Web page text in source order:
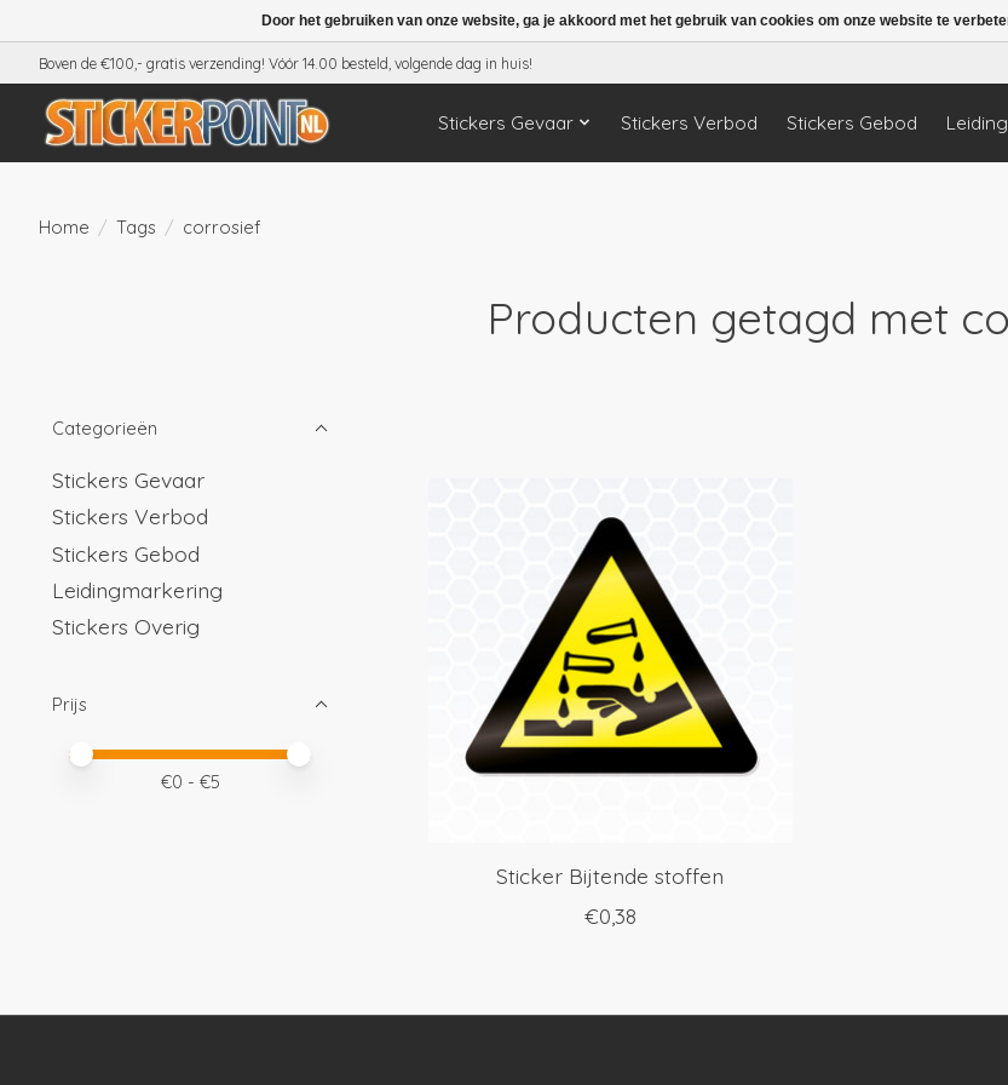
Boven de €100,- gratis verzending! Vóór 14.00 besteld, volgende dag in huis!
Stickers Gevaar Stickers Verbod Stickers Gebod
Home / Tags / corrosief
Producten getagd met
Categorieën
Stickers Gevaar
Stickers Verbod
Stickers Gebod
Leidingmarkering
Stickers Overig
Prijs
Minimale prijswaarde
Price maximum value
€0 - €5
Sticker Bijtende stoffen
€0,38
Door het gebruiken van onze website, ga je akkoord met het gebruik van cookies om onze website te